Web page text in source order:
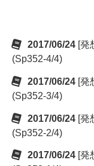
2017/06/24 [発
(Sp352-4/4)
2017/06/24 [発
(Sp352-3/4)
2017/06/24 [発
(Sp352-2/4)
2017/06/24 [発